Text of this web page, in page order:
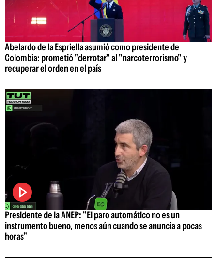
Abelardo de la Espriella asumió como presidente de
Colombia: prometió "derrotar" al "narcoterrorismo" y
recuperar el orden en el país
Presidente de la ANEP: "El paro automático no es un
instrumento bueno, menos aún cuando se anuncia a pocas
horas"